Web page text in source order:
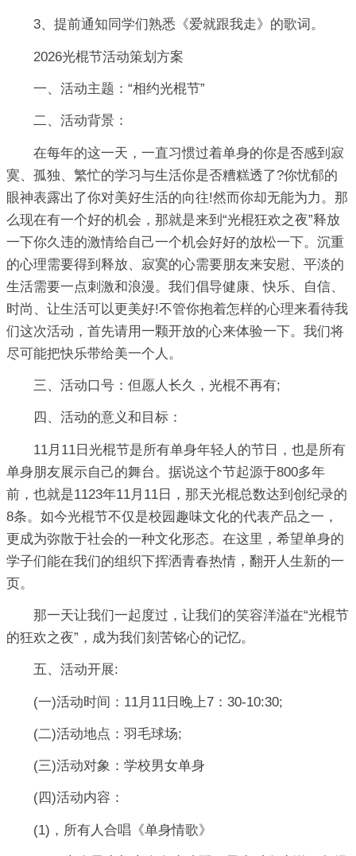
3、提前通知同学们熟悉《爱就跟我走》的歌词。
2026光棍节活动策划方案
一、活动主题：“相约光棍节”
二、活动背景：
在每年的这一天，一直习惯过着单身的你是否感到寂
寞、孤独、繁忙的学习与生活你是否糟糕透了?你忧郁的
眼神表露出了你对美好生活的向往!然而你却无能为力。那
么现在有一个好的机会，那就是来到“光棍狂欢之夜”释放
一下你久违的激情给自己一个机会好好的放松一下。沉重
的心理需要得到释放、寂寞的心需要朋友来安慰、平淡的
生活需要一点刺激和浪漫。我们倡导健康、快乐、自信、
时尚、让生活可以更美好!不管你抱着怎样的心理来看待我
们这次活动，首先请用一颗开放的心来体验一下。我们将
尽可能把快乐带给美一个人。
三、活动口号：但愿人长久，光棍不再有;
四、活动的意义和目标：
11月11日光棍节是所有单身年轻人的节日，也是所有
单身朋友展示自己的舞台。据说这个节起源于800多年
前，也就是1123年11月11日，那天光棍总数达到创纪录的
8条。如今光棍节不仅是校园趣味文化的代表产品之一，
更成为弥散于社会的一种文化形态。在这里，希望单身的
学子们能在我们的组织下挥洒青春热情，翻开人生新的一
页。
那一天让我们一起度过，让我们的笑容洋溢在“光棍节
的狂欢之夜”，成为我们刻苦铭心的记忆。
五、活动开展:
(一)活动时间：11月11日晚上7：30-10:30;
(二)活动地点：羽毛球场;
(三)活动对象：学校男女单身
(四)活动内容：
(1)，所有人合唱《单身情歌》